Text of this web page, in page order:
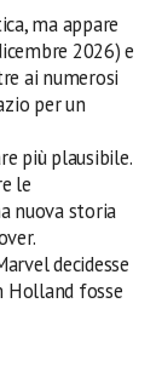
ma appare
2026) e
ai numerosi
per un
più plausibile.
le
nuova storia
decidesse
Holland fosse